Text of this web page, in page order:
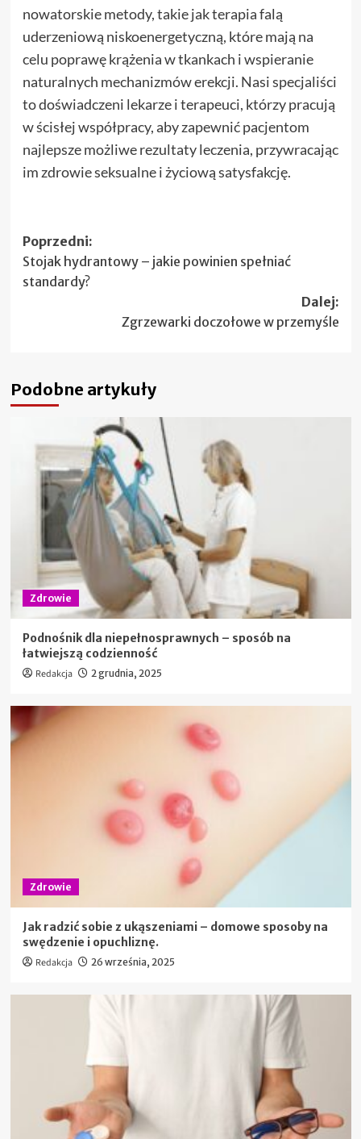
nowatorskie metody, takie jak terapia falą
uderzeniową niskoenergetyczną, które mają na
celu poprawę krążenia w tkankach i wspieranie
naturalnych mechanizmów erekcji. Nasi specjaliści
to doświadczeni lekarze i terapeuci, którzy pracują
w ścisłej współpracy, aby zapewnić pacjentom
najlepsze możliwe rezultaty leczenia, przywracając
im zdrowie seksualne i życiową satysfakcję.
Zobacz
wpisy
Poprzedni:
​Stojak hydrantowy – jakie powinien spełniać
standardy?
Dalej:
Zgrzewarki doczołowe w przemyśle
Podobne artykuły
Zdrowie
Podnośnik dla niepełnosprawnych – sposób na
łatwiejszą codzienność
Redakcja 2 grudnia, 2025
Zdrowie
Jak radzić sobie z ukąszeniami – domowe sposoby na
swędzenie i opuchliznę.
Redakcja 26 września, 2025